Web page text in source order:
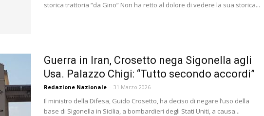
storica trattoria “da Gino” Non ha retto al dolore di vedere la sua storica...
Guerra in Iran, Crosetto nega Sigonella agli
Usa. Palazzo Chigi: “Tutto secondo accordi”
Redazione Nazionale - 31 Marzo 2026
Il ministro della Difesa, Guido Crosetto, ha deciso di negare l’uso della
base di Sigonella in Sicilia, a bombardieri degli Stati Uniti, a causa...